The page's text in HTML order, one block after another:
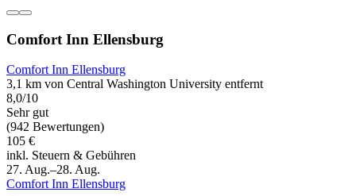
Comfort Inn Ellensburg
Comfort Inn Ellensburg
3,1 km von Central Washington University entfernt
8,0/10
Sehr gut
(942 Bewertungen)
105 €
inkl. Steuern & Gebühren
27. Aug.–28. Aug.
Comfort Inn Ellensburg